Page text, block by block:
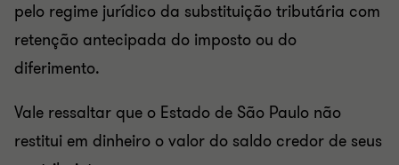
pelo regime jurídico da substituição tributária com
retenção antecipada do imposto ou do
diferimento.
Vale ressaltar que o Estado de São Paulo não
restitui em dinheiro o valor do saldo credor de seus